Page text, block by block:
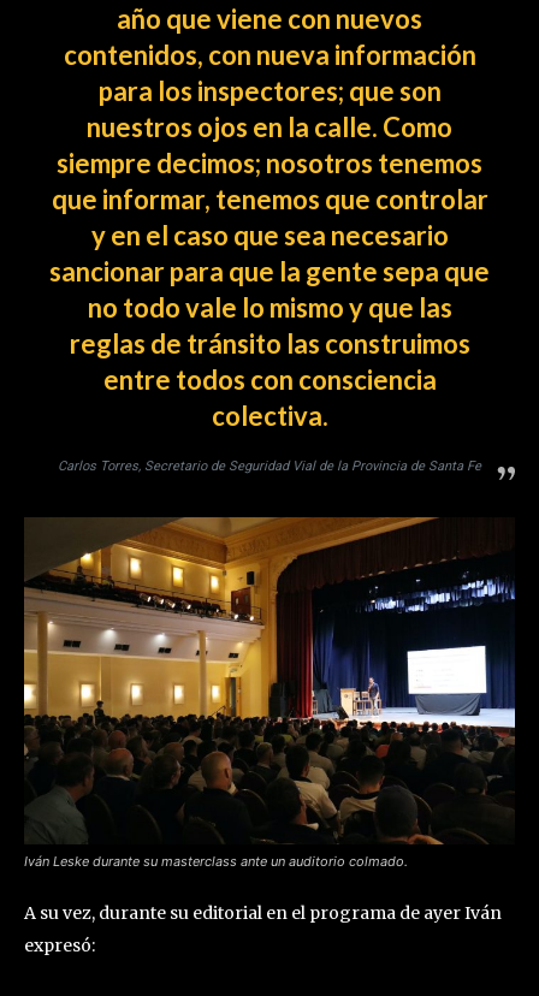
año que viene con nuevos
contenidos, con nueva información
para los inspectores; que son
nuestros ojos en la calle. Como
siempre decimos; nosotros tenemos
que informar, tenemos que controlar
y en el caso que sea necesario
sancionar para que la gente sepa que
no todo vale lo mismo y que las
reglas de tránsito las construimos
entre todos con consciencia
colectiva.
Carlos Torres, Secretario de Seguridad Vial de la Provincia de Santa Fe
Iván Leske durante su masterclass ante un auditorio colmado.
A su vez, durante su editorial en el programa de ayer Iván
expresó: